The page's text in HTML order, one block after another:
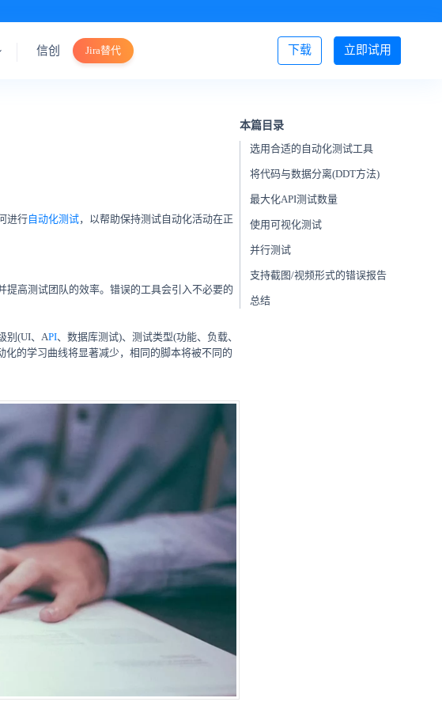
立即试用
下载
信创 Jira替代 登录/注册
本篇目录
选用合适的自动化测试工具
将代码与数据分离(DDT方法)
最大化API测试数量
使用可视化测试
并行测试
支持截图/视频形式的错误报告
总结
进行自动化测试，以帮助保持测试自动化活动在正
高测试团队的效率。错误的工具会引入不必要的
别(UI、API、数据库测试)、测试类型(功能、负载、
的学习曲线将显著减少，相同的脚本将被不同的